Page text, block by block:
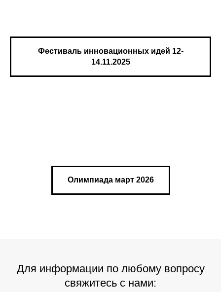
Фестиваль инновационных идей 12-
14.11.2025
Олимпиада март 2026
Для информации по любому вопросу
свяжитесь с нами: